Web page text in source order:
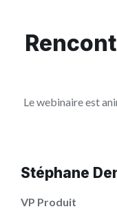
Le webinaire est
Stéphane
VP Produit